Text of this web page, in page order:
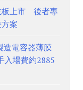
板上市 後者專
案
造電容器薄膜
場費約2885